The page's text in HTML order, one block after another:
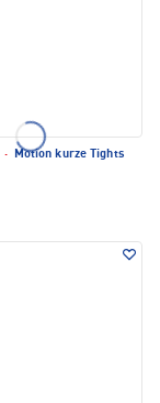
·
Motion kurze Tights